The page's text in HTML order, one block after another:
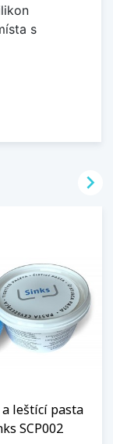
s
leštící pasta
SCP002
